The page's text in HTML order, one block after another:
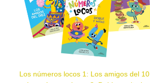
Los números locos 1: Los amigos del 10